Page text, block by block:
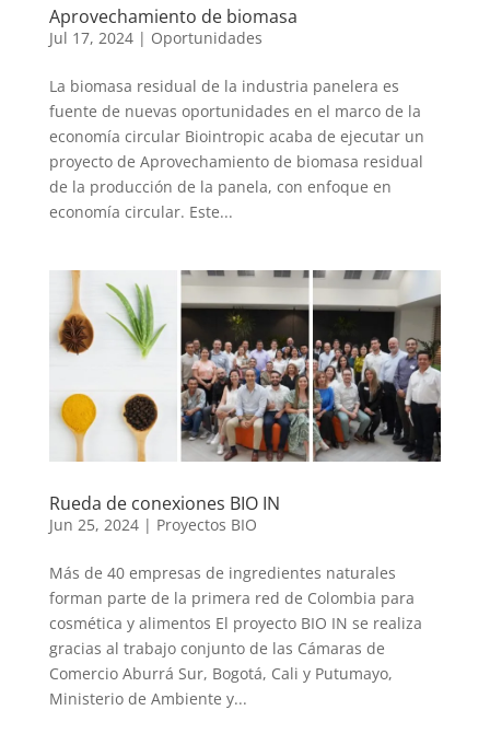
Aprovechamiento de biomasa
Jul 17, 2024| Oportunidades
La biomasa residual de la industria panelera es
fuente de nuevas oportunidades en el marco de la
economía circular Biointropic acaba de ejecutar un
proyecto de Aprovechamiento de biomasa residual
de la producción de la panela, con enfoque en
economía circular. Este...
Rueda de conexiones BIO IN
Jun 25, 2024| Proyectos BIO
Más de 40 empresas de ingredientes naturales
forman parte de la primera red de Colombia para
cosmética y alimentos El proyecto BIO IN se realiza
gracias al trabajo conjunto de las Cámaras de
Comercio Aburrá Sur, Bogotá, Cali y Putumayo,
Ministerio de Ambiente y...